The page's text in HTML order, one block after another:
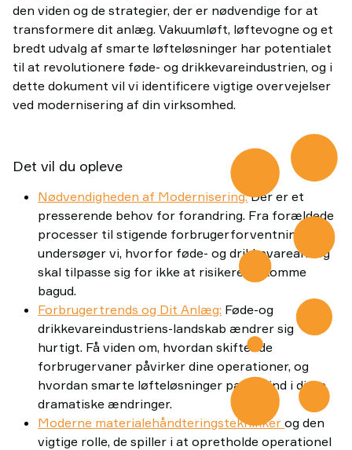
den viden og de strategier, der er nødvendige for at
transformere dit anlæg. Vakuumløft, løftevogne og et
bredt udvalg af smarte løfteløsninger har potentialet
til at revolutionere føde- og drikkevareindustrien, og i
dette dokument vil vi identificere vigtige overvejelser
ved modernisering af din virksomhed.
Det vil du opleve
Nødvendigheden af Modernisering:Der er et
presserende behov for forandring. Fra forældede
processer til stigende forbrugerforventninger
undersøger vi, hvorfor føde- og drikkevareanlæg
skal tilpasse sig for ikke at risikere at komme
bagud.
Forbrugertrends og Dit Anlæg: Føde-og
drikkevareindustriens-landskab ændrer sig
hurtigt. Få viden om, hvordan skiftende
forbrugervaner påvirker dine operationer, og
hvordan smarte løfteløsninger passer ind i disse
dramatiske ændringer.
Moderne materialehåndteringsteknikker og den
vigtige rolle, de spiller i at opretholde operationel